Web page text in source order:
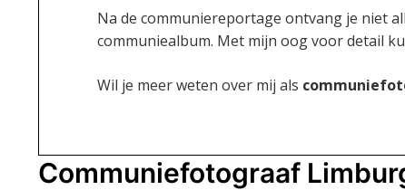
Na de communiereportage ontvang je niet
communiealbum. Met mijn oog voor detail
Wil je meer weten over mij als
Communiefotograaf